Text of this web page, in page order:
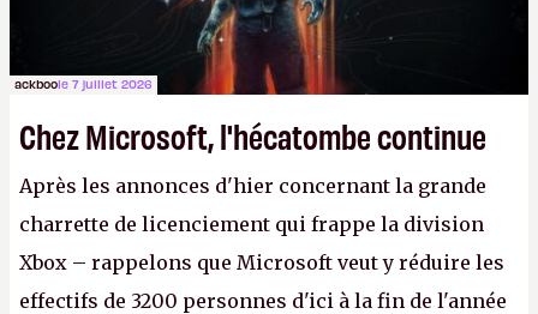
ackboole 7 juillet 2026
Chez Microsoft, l'hécatombe continue
Après les annonces d'hier concernant la grande
charrette de licenciement qui frappe la division
Xbox – rappelons que Microsoft veut y réduire les
effectifs de 3200 personnes d'ici à la fin de l'année